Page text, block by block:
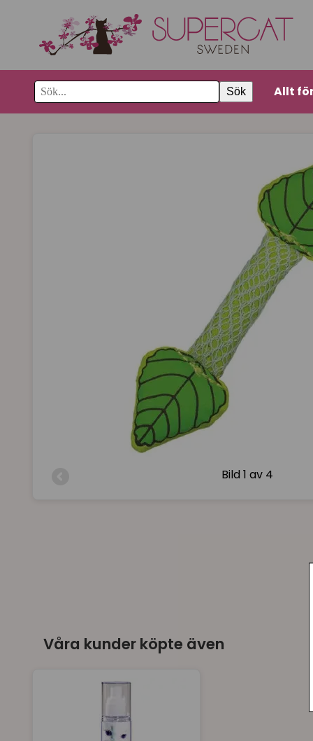
Sök Allt
Bild1 av 4
Våra kunder köpte även